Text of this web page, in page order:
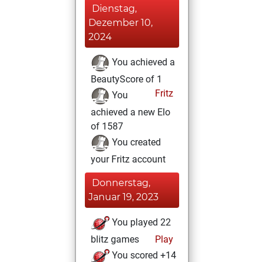
Dienstag,
Dezember 10,
2024
You achieved a
BeautyScore of 1
Fritz
You
achieved a new Elo
of 1587
You created
your Fritz account
Donnerstag,
Januar 19, 2023
You played 22
blitz games
Play
You scored +14